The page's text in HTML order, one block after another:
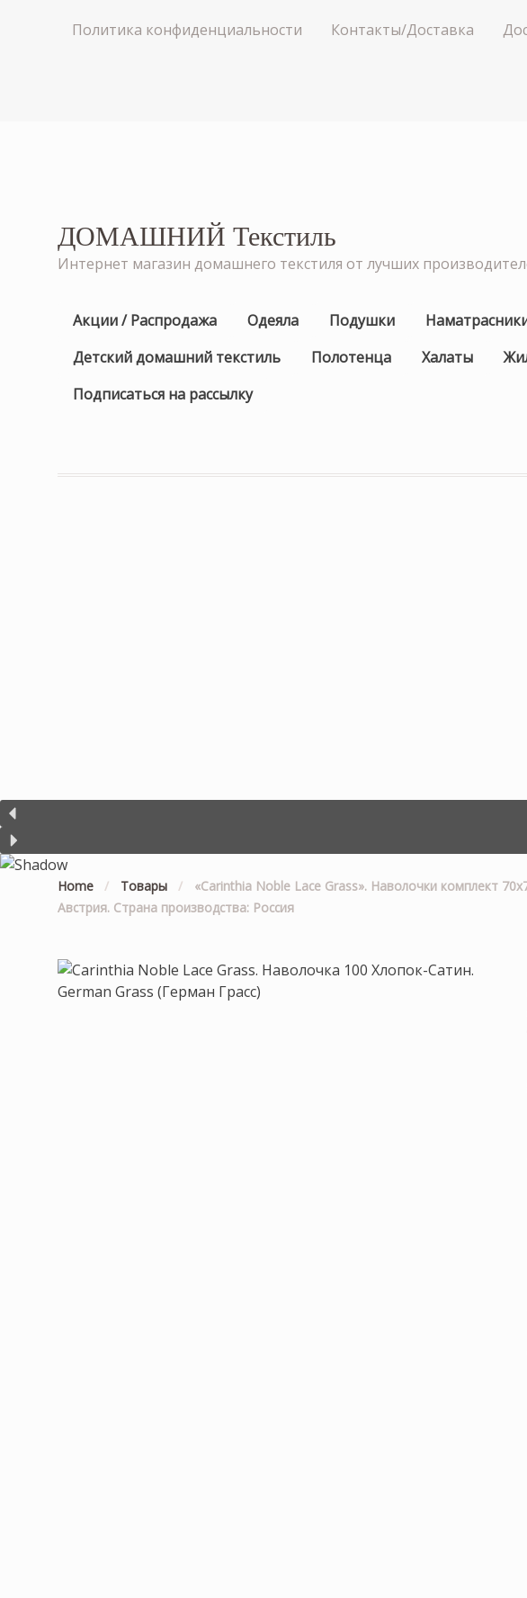
Политика конфиденциальности Контакты/Доставка
ДОМАШНИЙ Текстиль
Интернет магазин домашнего текстиля от лучших
Акции / Распродажа Одеяла Подушки
Детский домашний текстиль
Полотенца Халаты
Подписаться на рассылку
Home / Товары /
«Carinthia Noble Lace Grass». Наволочки комплект
Австрия. Страна производства: Россия